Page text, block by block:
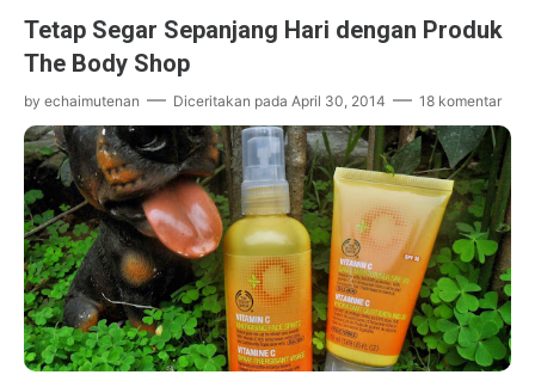
Tetap Segar Sepanjang Hari dengan Produk
The Body Shop
by echaimutenan Diceritakan pada April 30, 2014 18 komentar